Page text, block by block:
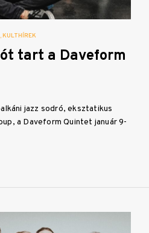
KULTHÍREK
tart a Daveform
jazz sodró, eksztatikus
a Daveform Quintet január 9-